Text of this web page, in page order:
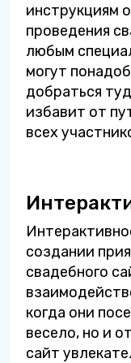
инструкциям
проведения
любым
могут
добраться
избавит от
всех
создании
свадебного
когда они
весело, но и
сайт